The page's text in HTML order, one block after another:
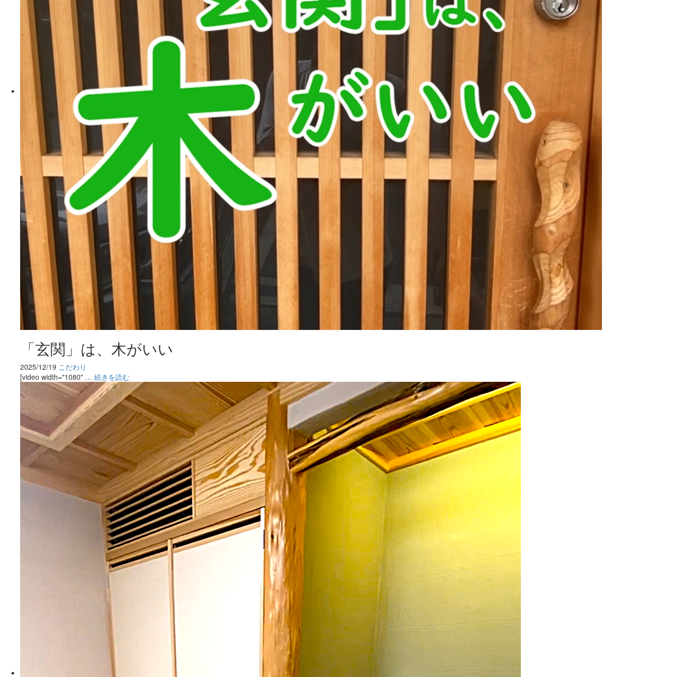
「玄関」は、木がいい
2025/12/19 こだわり
[video width="1080" … 続きを読む